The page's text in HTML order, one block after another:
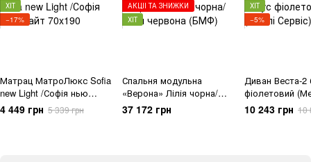
ХІТ
−17%
Матрац МатроЛюкс Sofia
new Light /Софія нью
Лайт 70x190
4 449 грн 5 339 грн
АКЦІЇ ТА ЗНИЖКИ
ХІТ
Спальня модульна
«Верона» Лілія чорна/
Лілія червона (БМФ)
37 172 грн
ХІТ
−5%
Диван Веста-2
фіолетовий
Сервіс)
10 243 грн 10